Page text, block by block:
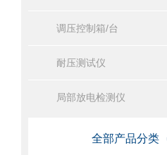
调压控制箱/台
耐压测试仪
局部放电检测仪
全部产品分类